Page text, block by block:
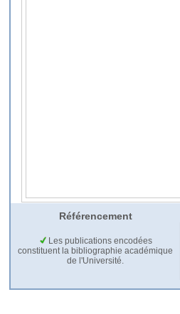
Référencement
Les publications encodées
constituent la bibliographie académique
de l'Université.